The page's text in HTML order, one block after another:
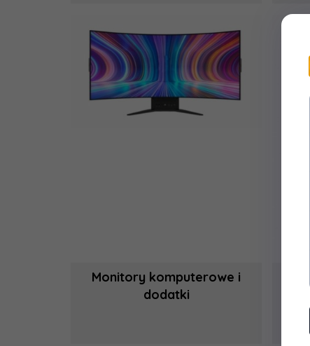
Monitory komputerowe i
dodatki